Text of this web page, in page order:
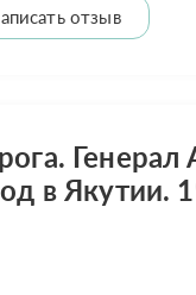
отзыв
в Якутии.